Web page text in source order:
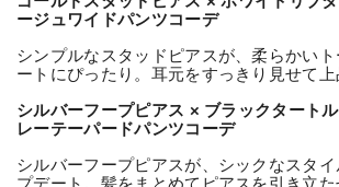
ージュワイドパンツコーデ
シンプルなスタッドピアスが、柔らかい
ートにぴったり。耳元をすっきり見せて上
シルバーフープピアス × ブラックタート
レーテーパードパンツコーデ
シルバーフープピアスが、シックなスタ